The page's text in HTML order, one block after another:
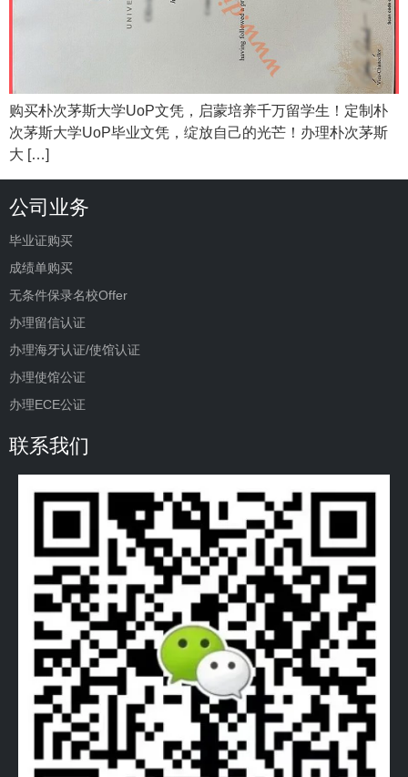
购买朴次茅斯大学UoP文凭，启蒙培养千万留学生！定制朴
次茅斯大学UoP毕业文凭，绽放自己的光芒！办理朴次茅斯
大 […]
公司业务
毕业证购买
成绩单购买
无条件保录名校Offer
办理留信认证
办理海牙认证/使馆认证
办理使馆公证
办理ECE公证
联系我们